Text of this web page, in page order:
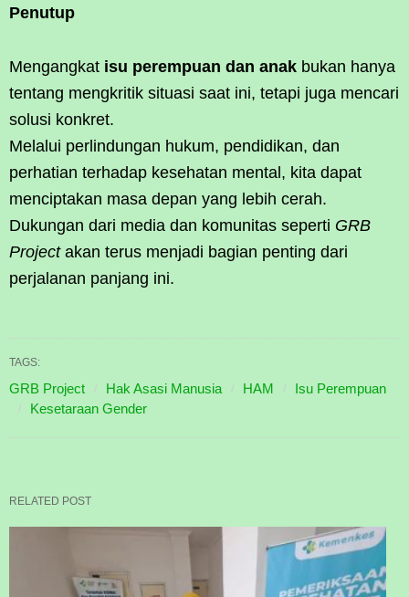
Penutup
Mengangkat isu perempuan dan anak bukan hanya
tentang mengkritik situasi saat ini, tetapi juga mencari
solusi konkret.
Melalui perlindungan hukum, pendidikan, dan
perhatian terhadap kesehatan mental, kita dapat
menciptakan masa depan yang lebih cerah.
Dukungan dari media dan komunitas seperti GRB
Projectakan terus menjadi bagian penting dari
perjalanan panjang ini.
TAGS:
GRB Project Hak Asasi Manusia HAM
Isu Perempuan
Kesetaraan Gender
RELATED POST